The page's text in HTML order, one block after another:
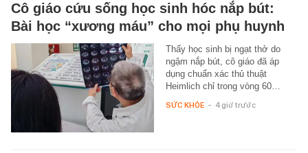
Cô giáo cứu sống học sinh hóc nắp bút:
Bài học “xương máu” cho mọi phụ huynh
Thấy học sinh bị ngạt thở do
ngậm nắp bút, cô giáo đã áp
dụng chuẩn xác thủ thuật
Heimlich chỉ trong vòng 60…
SỨC KHỎE - 4 giờ trước